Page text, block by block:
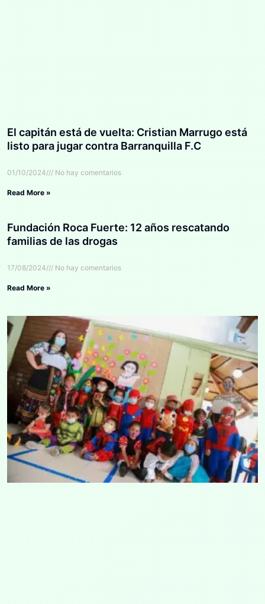
El capitán está de vuelta: Cristian Marrugo está
listo para jugar contra Barranquilla F.C
01/10/2024 No hay comentarios
Read More »
Fundación Roca Fuerte: 12 años rescatando
familias de las drogas
17/08/2024 No hay comentarios
Read More »